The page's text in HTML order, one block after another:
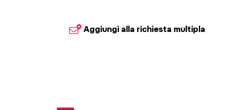
Aggiungi alla richiesta multipla